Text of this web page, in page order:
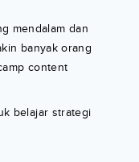
mendalam dan
banyak orang
content
belajar strategi